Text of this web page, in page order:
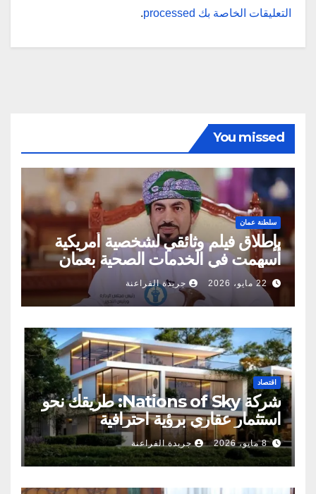
التعليقات الخاصة بك processed
.
You missed
سلطنة عمان
بإطلاق فيلم وثائقي لشخصية أمريكية
أسهمت في الخدمات الصحية بعمان
22 مايو، 2026 جريدة الفراعنة
اقتصاد
شركة Nations of Sky: طريقك نحو
استثمار عقاري برؤية احترافية
8 مايو، 2026 جريدة الفراعنة